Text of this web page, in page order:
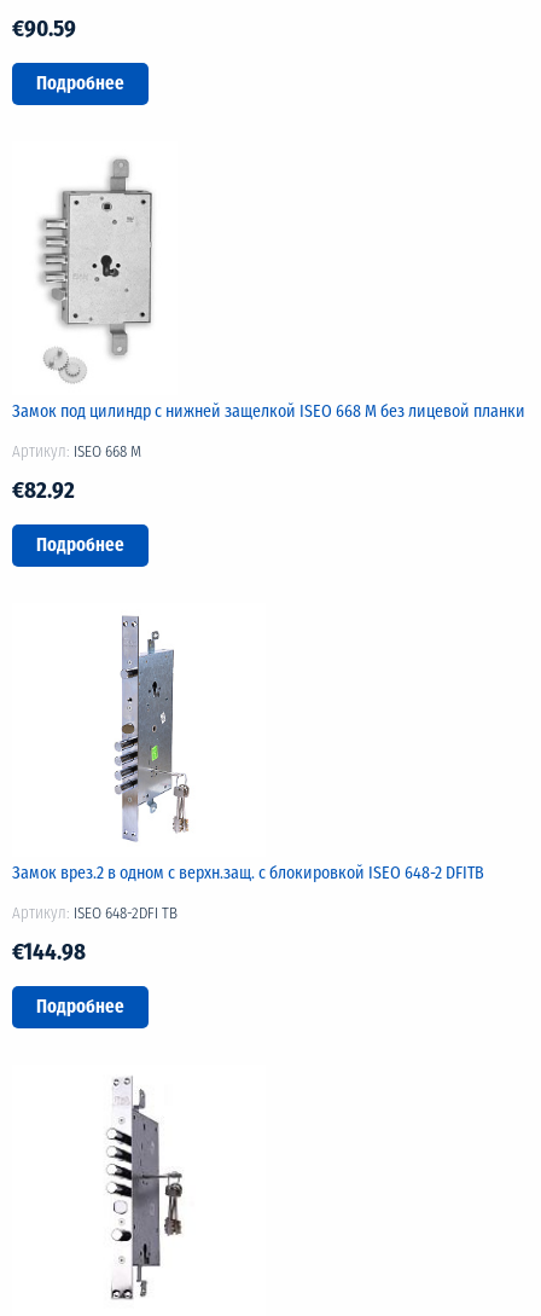
€90.59
Подробнее
Замок под цилиндр с нижней защелкой ISEO 668 М без лицевой планки
Артикул: ISEO 668 M
€82.92
Подробнее
Замок врез.2 в одном с верхн.защ. с блокировкой ISEO 648-2 DFITB
Артикул: ISEO 648-2DFI TB
€144.98
Подробнее